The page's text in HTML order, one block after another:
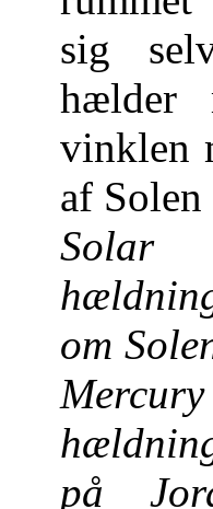
sig
hælder
vinklen
af
Solar
om
på